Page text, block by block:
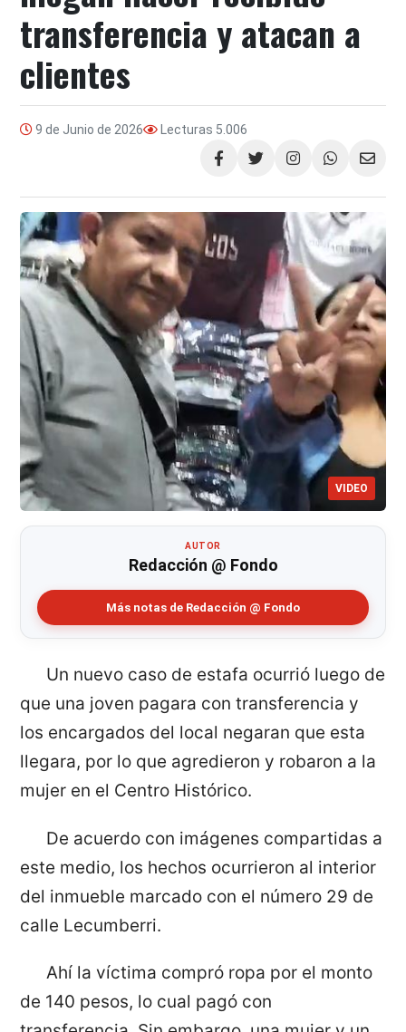
transferencia y atacan a
clientes
9 de Junio de 2026 Lecturas 5.006
Compartir
VIDEO
AUTOR
Redacción @ Fondo
Más notas de Redacción @ Fondo
Un nuevo caso de estafa ocurrió luego de
que una joven pagara con transferencia y
los encargados del local negaran que esta
llegara, por lo que agredieron y robaron a la
mujer en el Centro Histórico.
De acuerdo con imágenes compartidas a
este medio, los hechos ocurrieron al interior
del inmueble marcado con el número 29 de
calle Lecumberri.
Ahí la víctima compró ropa por el monto
de 140 pesos, lo cual pagó con